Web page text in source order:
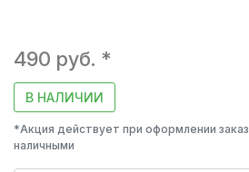
490 руб. *
В НАЛИЧИИ
*Акция действует при оформлении
наличными